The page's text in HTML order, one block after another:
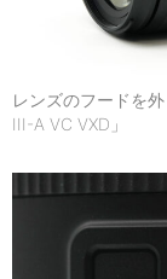
レンズのフードを
III-A VC VXD」